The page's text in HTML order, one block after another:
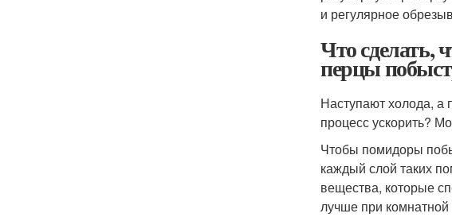
и регулярное
Что сделать,
перцы
Наступают холода, а
процесс ускорить?
Чтобы помидоры
каждый слой таких
вещества, которые
лучше при